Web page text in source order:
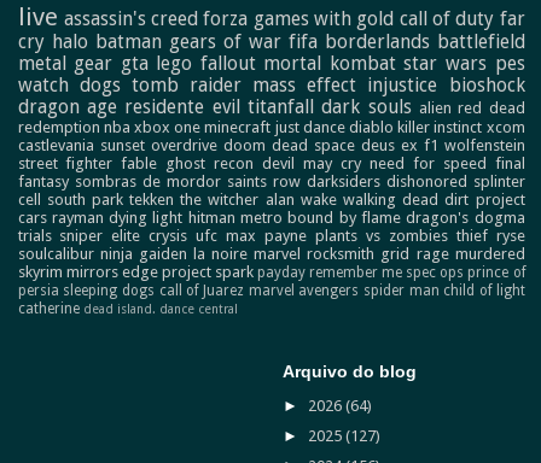
live assassin's creed forza games with gold call of duty far
cry halo batman gears of war fifa borderlands battlefield
metal gear gta lego fallout mortal kombat star wars pes
watch dogs tomb raider mass effect injustice bioshock
dragon age residente evil titanfall dark souls alien red dead
redemption nba xbox one minecraft just dance diablo killer instinct xcom
castlevania sunset overdrive doom dead space deus ex f1 wolfenstein
street fighter fable ghost recon devil may cry need for speed final
fantasy sombras de mordor saints row darksiders dishonored splinter
cell
south park tekken the witcher alan wake walking dead dirt project
cars rayman dying light hitman metro bound by flame dragon's dogma
trials sniper elite crysis ufc max payne plants vs zombies thief ryse
soulcalibur ninja gaiden la noire marvel rocksmith grid rage murdered
skyrim mirrors edge project spark payday remember me spec ops prince of
persia sleeping dogs call of Juarez marvel avengers spider man child of light
catherine dead island. dance central
Arquivo do blog
► 2026 (64)
► 2025 (127)